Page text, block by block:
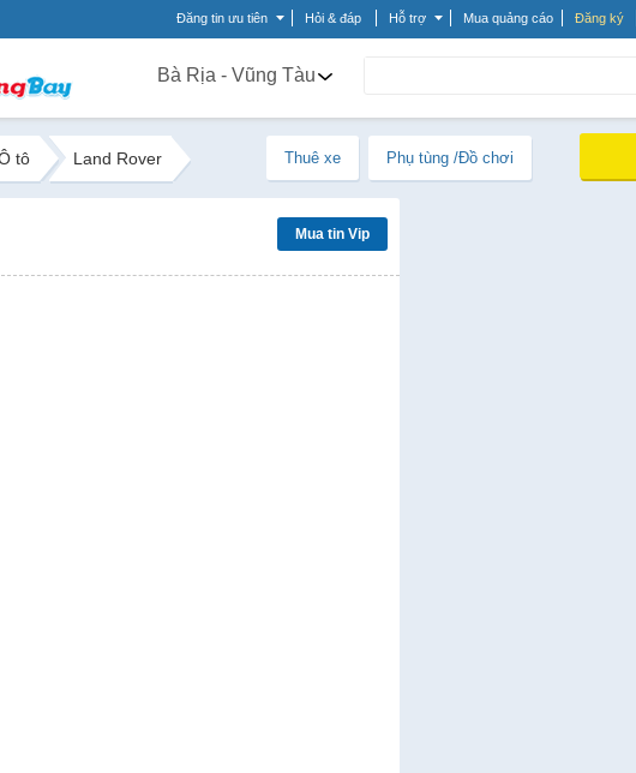
Đăng tin ưu tiên Hỏi & đáp Hỗ trợ Mua quảng cáo Đăng ký
Bà Rịa - Vũng Tàu
tô Land Rover Thuê xe Phụ tùng /Đồ chơi
Mua tin Vip